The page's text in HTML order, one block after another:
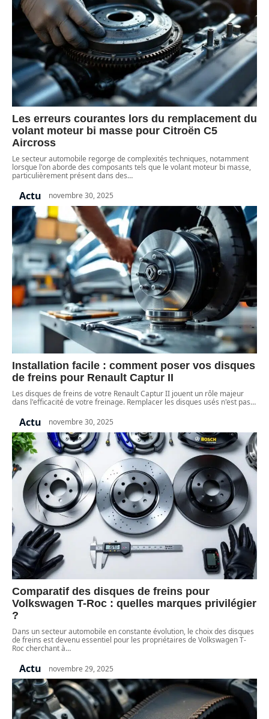
Les erreurs courantes lors du remplacement du
volant moteur bi masse pour Citroën C5
Aircross
Le secteur automobile regorge de complexités techniques, notamment
lorsque l'on aborde des composants tels que le volant moteur bi masse,
particulièrement présent dans des…
Actu novembre 30, 2025
Installation facile : comment poser vos disques
de freins pour Renault Captur II
Les disques de freins de votre Renault Captur II jouent un rôle majeur
dans l'efficacité de votre freinage. Remplacer les disques usés n'est pas…
Actu novembre 30, 2025
Comparatif des disques de freins pour
Volkswagen T-Roc : quelles marques privilégier
?
Dans un secteur automobile en constante évolution, le choix des disques
de freins est devenu essentiel pour les propriétaires de Volkswagen T-
Roc cherchant à…
Actu novembre 29, 2025